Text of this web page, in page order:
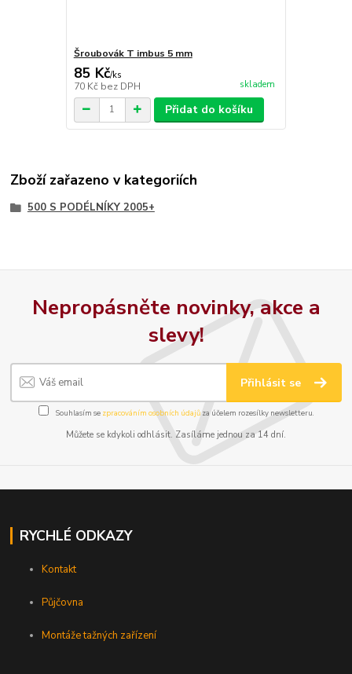
Šroubovák T imbus 5 mm
85 Kč/ks
70 Kč bez DPH skladem
Přidat do košíku
Zboží zařazeno v kategoriích
500 S PODÉLNÍKY 2005+
Nepropásněte novinky, akce a
slevy!
Přihlásit se
Souhlasím se zpracováním osobních údajůza účelem rozesílky newsletteru.
Můžete se kdykoli odhlásit. Zasíláme jednou za 14 dní.
RYCHLÉ ODKAZY
Kontakt
Půjčovna
Montáže tažných zařízení